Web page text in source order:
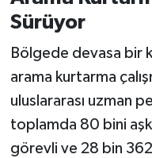
Sürüyor
Bölgede devasa bir
arama kurtarma
uluslararası uzman
toplamda 80 bini
görevli ve 28 bin